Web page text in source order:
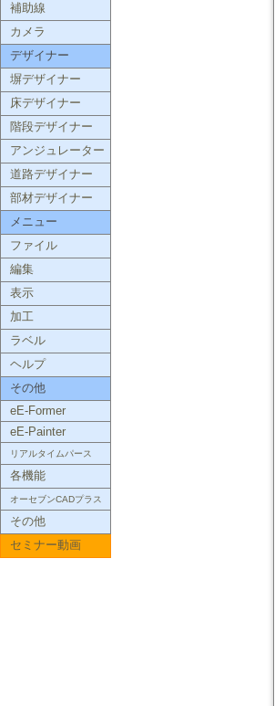
補助線
カメラ
デザイナー
塀デザイナー
床デザイナー
階段デザイナー
アンジュレーター
道路デザイナー
部材デザイナー
メニュー
ファイル
編集
表示
加工
ラベル
ヘルプ
その他
eE-Former
eE-Painter
リアルタイムパース
各機能
オーセブンCADプラス
その他
セミナー動画